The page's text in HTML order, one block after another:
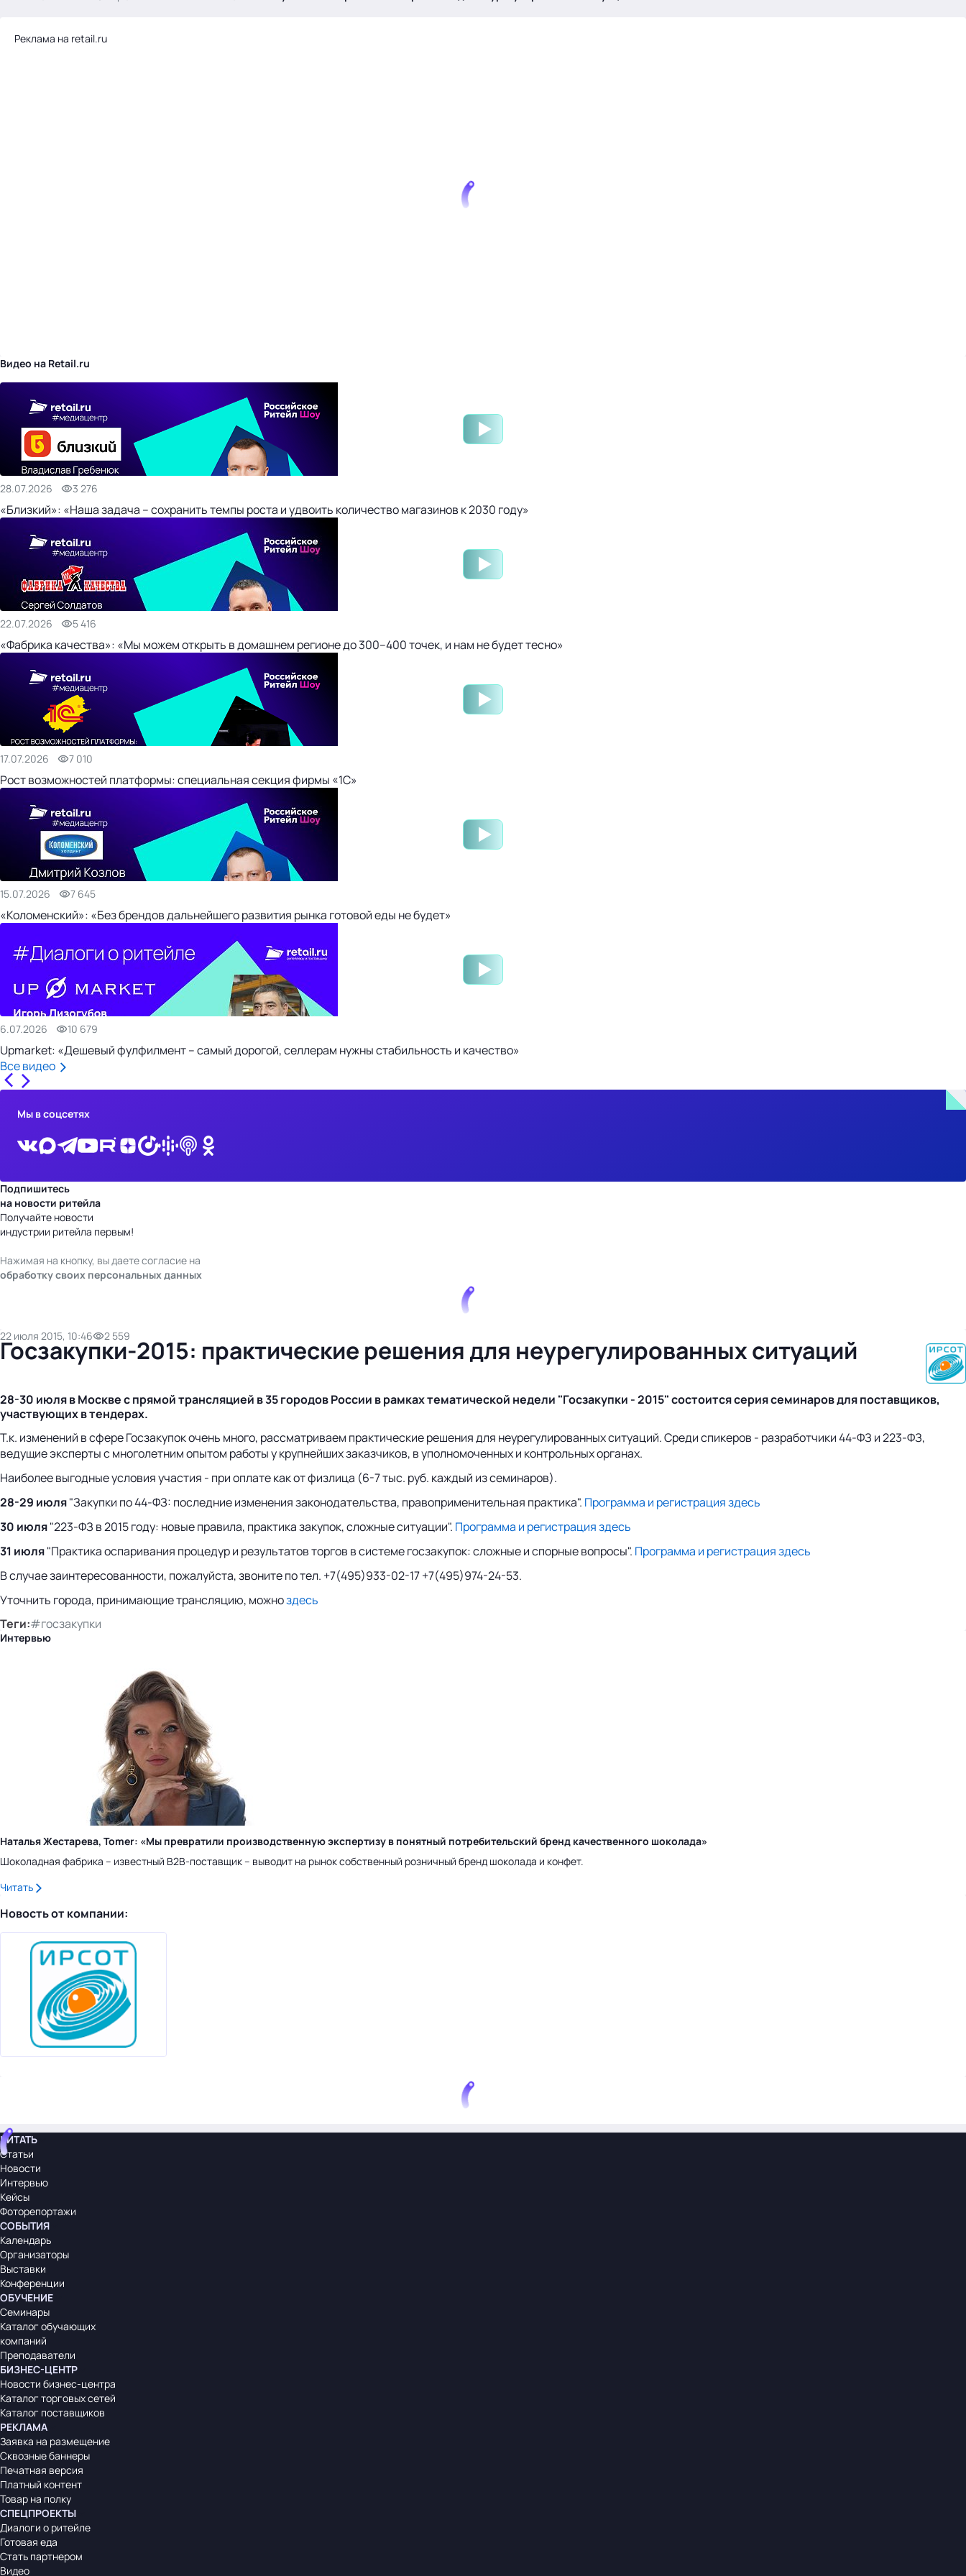
Реклама на retail.ru
Видео на Retail.ru
28.07.2026 3 276
«Близкий»: «Наша задача – сохранить темпы роста и удвоить количество магазинов к 2030 году»
22.07.2026 5 416
«Фабрика качества»: «Мы можем открыть в домашнем регионе до 300–400 точек, и нам не будет тесно»
17.07.2026 7 010
Рост возможностей платформы: специальная секция фирмы «1С»
15.07.2026 7 645
«Коломенский»: «Без брендов дальнейшего развития рынка готовой еды не будет»
6.07.2026 10 679
Upmarket: «Дешевый фулфилмент – самый дорогой, селлерам нужны стабильность и качество»
Все видео
Мы в соцсетях
Подпишитесь
на новости ритейла
Получайте новости
индустрии ритейла первым!
Нажимая на кнопку, вы даете согласие на
обработку своих персональных данных
22 июля 2015, 10:46 2 559
Госзакупки-2015: практические решения для неурегулированных ситуаций
28-30 июля в Москве с прямой трансляцией в 35 городов России в рамках тематической недели "Госзакупки - 2015" состоится серия семинаров для поставщиков,
участвующих в тендерах.
Т.к. изменений в сфере Госзакупок очень много, рассматриваем практические решения для неурегулированных ситуаций. Среди спикеров - разработчики 44-ФЗ и 223-ФЗ,
ведущие эксперты с многолетним опытом работы у крупнейших заказчиков, в уполномоченных и контрольных органах.
Наиболее выгодные условия участия - при оплате как от физлица (6-7 тыс. руб. каждый из семинаров).
28-29 июля"Закупки по 44‑ФЗ: последние изменения законодательства, правоприменительная практика". Программа и регистрация здесь
30 июля"223‑ФЗ в 2015 году: новые правила, практика закупок, сложные ситуации". Программа и регистрация здесь
31 июля"Практика оспаривания процедур и результатов торгов в системе госзакупок: сложные и спорные вопросы". Программа и регистрация здесь
В случае заинтересованности, пожалуйста, звоните по тел. +7(495)933-02-17 +7(495)974-24-53.
Уточнить города, принимающие трансляцию, можноздесь
Теги:#госзакупки
Интервью
Наталья Жестарева, Tomer: «Мы превратили производственную экспертизу в понятный потребительский бренд качественного шоколада»
Шоколадная фабрика – известный B2B-поставщик – выводит на рынок собственный розничный бренд шоколада и конфет.
Читать
Новость от компании:
ЧИТАТЬ
Статьи
Новости
Интервью
Кейсы
Фоторепортажи
СОБЫТИЯ
Календарь
Организаторы
Выставки
Конференции
ОБУЧЕНИЕ
Семинары
Каталог обучающих
компаний
Преподаватели
БИЗНЕС-ЦЕНТР
Новости бизнес-центра
Каталог торговых сетей
Каталог поставщиков
РЕКЛАМА
Заявка на размещение
Сквозные баннеры
Печатная версия
Платный контент
Товар на полку
СПЕЦПРОЕКТЫ
Диалоги о ритейле
Готовая еда
Стать партнером
Видео